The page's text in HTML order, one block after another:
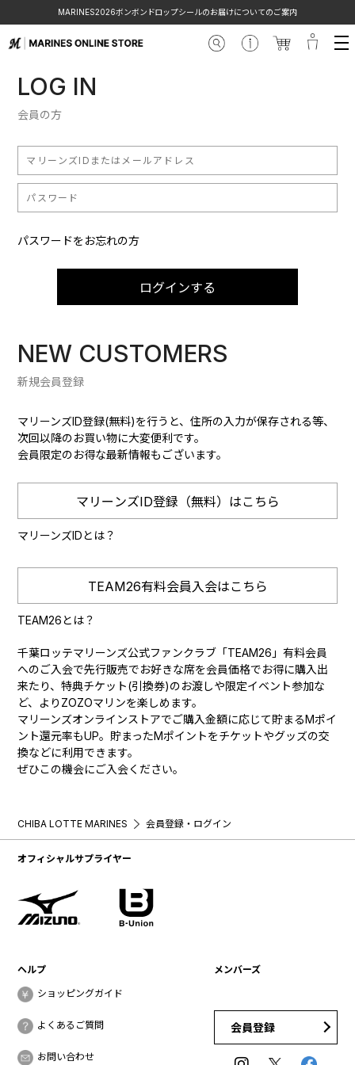
MARINES2026ボンボンドロップシールのお届けについてのご案内
LOG IN
会員の方
パスワードをお忘れの方
ログインする
NEW CUSTOMERS
新規会員登録
マリーンズID登録(無料)を行うと、住所の入力が保存される等、
次回以降のお買い物に大変便利です。
会員限定のお得な最新情報もございます。
マリーンズID登録（無料）はこちら
マリーンズIDとは？
TEAM26有料会員入会はこちら
TEAM26とは？
千葉ロッテマリーンズ公式ファンクラブ「TEAM26」有料会員
へのご入会で先行販売でお好きな席を会員価格でお得に購入出
来たり、特典チケット(引換券)のお渡しや限定イベント参加な
ど、よりZOZOマリンを楽しめます。
マリーンズオンラインストアでご購入金額に応じて貯まるMポイ
ント還元率もUP。貯まったMポイントをチケットやグッズの交
換などに利用できます。
ぜひこの機会にご入会ください。
CHIBA LOTTE MARINES 会員登録・ログイン
オフィシャルサプライヤー
ヘルプ
ショッピングガイド
よくあるご質問
お問い合わせ
メンバーズ
会員登録